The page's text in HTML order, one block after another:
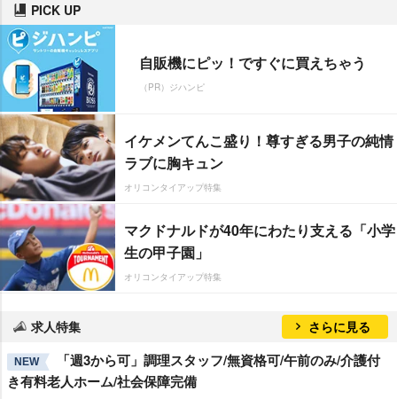
PICK UP
自販機にピッ！ですぐに買えちゃう
（PR）ジハンピ
イケメンてんこ盛り！尊すぎる男子の純情
ラブに胸キュン
オリコンタイアップ特集
マクドナルドが40年にわたり支える「小学
生の甲子園」
オリコンタイアップ特集
求人特集 さらに見る
NEW
「週3から可」調理スタッフ/無資格可/午前のみ/介護付
き有料老人ホーム/社会保障完備